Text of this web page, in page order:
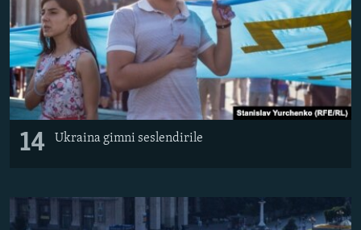
14 Ukraina gimni seslendirile